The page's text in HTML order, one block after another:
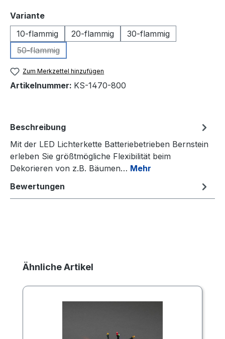
Varianteauswählen
10-flammig
20-flammig
30-flammig
50-flammig
(Diese Option ist zurzeit nicht verfügbar.)
Zum Merkzettel hinzufügen
Artikelnummer: KS-1470-800
Beschreibung
Mit der LED Lichterkette Batteriebetrieben Bernstein
erleben Sie größtmögliche Flexibilität beim
Dekorieren von z.B. Bäumen… Mehr
Bewertungen
Produktgalerie überspringen
Ähnliche Artikel